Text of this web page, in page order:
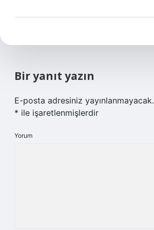
Bir yanıt yazın
E-posta adresiniz yayınlanmayacak.
* ile işaretlenmişlerdir
Yorum